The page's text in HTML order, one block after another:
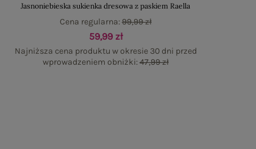
Jasnoniebieska sukienka dresowa z paskiem Raella
59,99 zł
Najniższa cena produktu w okresie 30 dni przed
wprowadzeniem obniżki:47,99 zł
Cena regularna:99,99 zł